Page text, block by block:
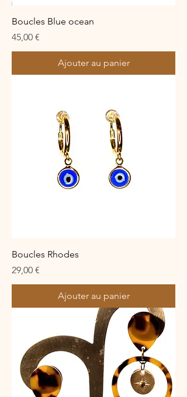
Boucles Blue ocean
Prix
45,00 €
Ajouter au panier
Boucles Rhodes
Prix
29,00 €
Ajouter au panier